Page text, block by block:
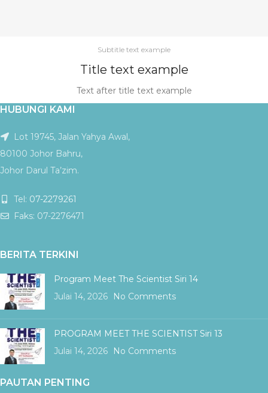
Subtitle text example
Title text example
Text after title text example
HUBUNGI KAMI
Lot 19745, Jalan Yahya Awal,
80100 Johor Bahru,
Johor Darul Ta’zim.
Tel: 07-2279261
Faks: 07-2276471
BERITA TERKINI
Program Meet The Scientist Siri 14
Julai 14, 2026
No Comments
PROGRAM MEET THE SCIENTIST Siri 13
Julai 14, 2026
No Comments
PAUTAN PENTING